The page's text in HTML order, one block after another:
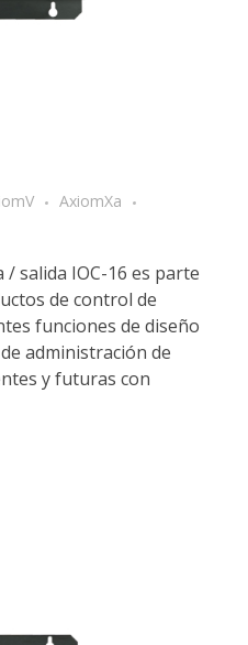
AxiomXa
salida IOC-16 es parte
de control de
funciones de diseño
administración de
y futuras con